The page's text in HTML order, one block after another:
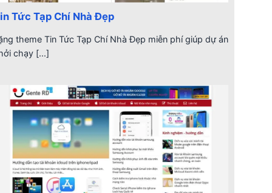
Tức Tạp Chí Nhà Đẹp
theme Tin Tức Tạp Chí Nhà Đẹp miễn phí giúp dự án
chạy [...]